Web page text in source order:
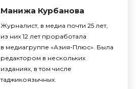
Манижа Курбанова
Журналист, в медиа почти 25 лет,
из них 12 лет проработала
в медиагруппе «Азия-Плюс». Была
редактором в нескольких
изданиях, в том числе
таджикоязычных.